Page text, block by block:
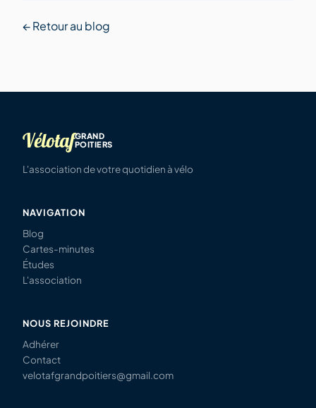
← Retour au blog
VélotafGRAND
POITIERS
L'association de votre quotidien à vélo
NAVIGATION
Blog
Cartes-minutes
Études
L'association
NOUS REJOINDRE
Adhérer
Contact
velotafgrandpoitiers@gmail.com